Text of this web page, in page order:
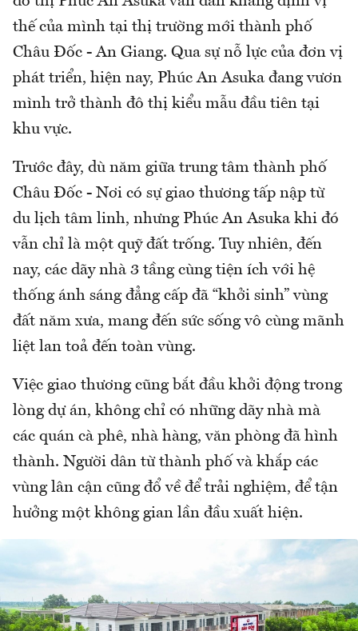
thế của mình tại thị trường mới thành phố
Châu Đốc - An Giang. Qua sự nỗ lực của đơn vị
phát triển, hiện nay, Phúc An Asuka đang vươn
mình trở thành đô thị kiểu mẫu đầu tiên tại
khu vực.
Trước đây, dù năm giữa trung tâm thành phố
Châu Đốc - Nơi có sự giao thương tấp nập từ
du lịch tâm linh, nhưng Phúc An Asuka khi đó
vẫn chỉ là một quỹ đất trống. Tuy nhiên, đến
nay, các dãy nhà 3 tầng cùng tiện ích với hệ
thống ánh sáng đẳng cấp đã “khởi sinh” vùng
đất năm xưa, mang đến sức sống vô cùng mãnh
liệt lan toả đến toàn vùng.
Việc giao thương cũng bắt đầu khởi động trong
lòng dự án, không chỉ có những dãy nhà mà
các quán cà phê, nhà hàng, văn phòng đã hình
thành. Người dân từ thành phố và khắp các
vùng lân cận cũng đổ về để trải nghiệm, để tận
hưởng một không gian lần đầu xuất hiện.